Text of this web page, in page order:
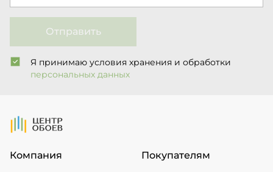
Отправить
Я принимаю условия хранения и обработки
персональных данных
На Главную
Компания Покупателям